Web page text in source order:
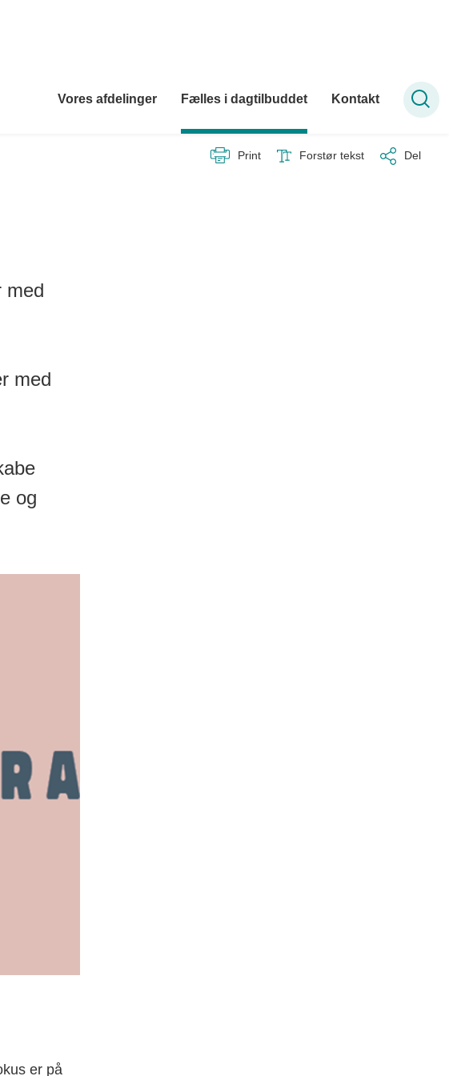
Vores afdelinger Fælles i dagtilbuddet Kontakt
Print Forstør tekst Del
med
med
og
er på